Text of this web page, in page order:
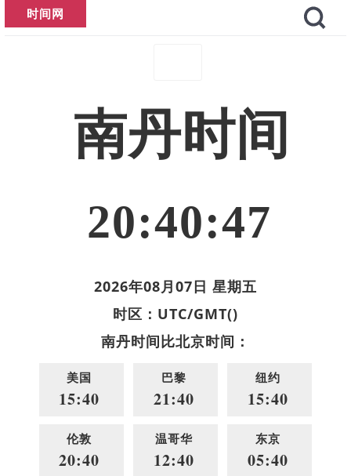
时间网
南丹时间
20:40:47
2026年08月07日 星期五
时区：UTC/GMT()
南丹时间比北京时间：
美国
15:40
巴黎
21:40
纽约
15:40
伦敦
20:40
温哥华
12:40
东京
05:40